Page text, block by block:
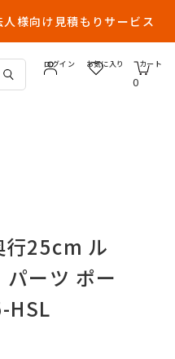
人様向け見積もりサービス
ログイン お気に入り
0
カート
25cm ル
ーツ ポー
HSL